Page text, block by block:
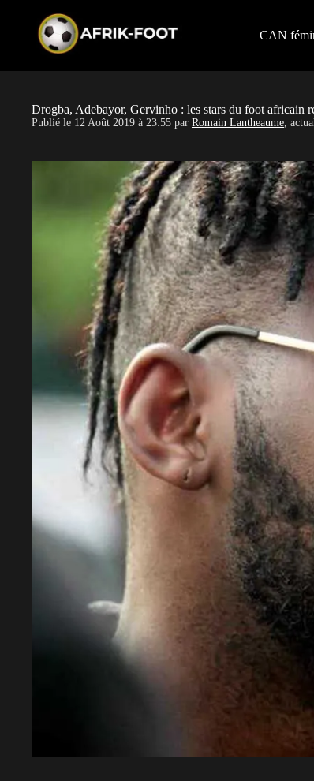
CAN
Drogba, Adebayor, Gervinho : les stars du foot africain
Publié le 12 Août 2019 à 23:55 par Romain Lantheaume,